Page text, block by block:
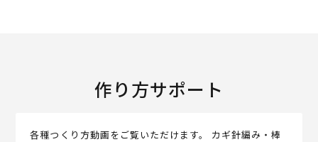
作り方サポート
各種つくり方動画をご覧いただけます。 カギ針編み・棒